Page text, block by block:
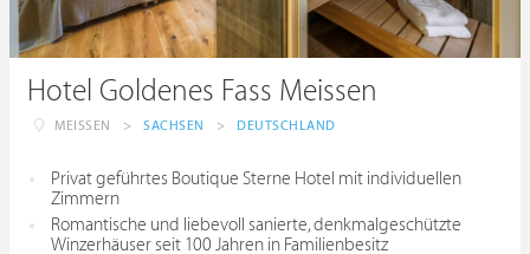
Hotel Goldenes Fass Meissen
MEISSEN > SACHSEN > DEUTSCHLAND
Privat geführtes Boutique Sterne Hotel mit individuellen
Zimmern
Romantische und liebevoll sanierte, denkmalgeschützte
Winzerhäuser seit 100 Jahren in Familienbesitz